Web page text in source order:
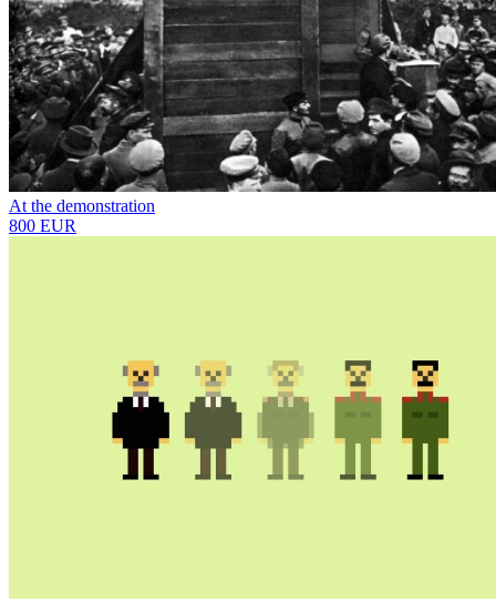
At the demonstration
800 EUR